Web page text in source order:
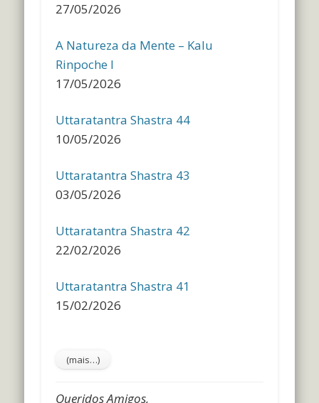
27/05/2026
A Natureza da Mente – Kalu
Rinpoche I
17/05/2026
Uttaratantra Shastra 44
10/05/2026
Uttaratantra Shastra 43
03/05/2026
Uttaratantra Shastra 42
22/02/2026
Uttaratantra Shastra 41
15/02/2026
Queridos Amigos,